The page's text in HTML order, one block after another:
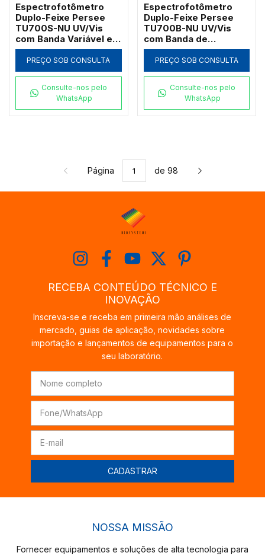
Espectrofotômetro
Duplo-Feixe Persee
TU700S-NU UV/Vis
com Banda Variável e
Software UVWin (190 a
1100nm)
PREÇO SOB CONSULTA
Consulte-nos pelo
WhatsApp
Espectrofotômetro
Duplo-Feixe Persee
TU700B-NU UV/Vis
com Banda de
Passagem 2nm e
Software UVWin (190 a
1100nm)
PREÇO SOB CONSULTA
Consulte-nos pelo
WhatsApp
Página de 98
RECEBA CONTEÚDO TÉCNICO E
INOVAÇÃO
Inscreva-se e receba em primeira mão análises de
mercado, guias de aplicação, novidades sobre
importação e lançamentos de equipamentos para o
seu laboratório.
NOSSA MISSÃO
Fornecer equipamentos e soluções de alta tecnologia para